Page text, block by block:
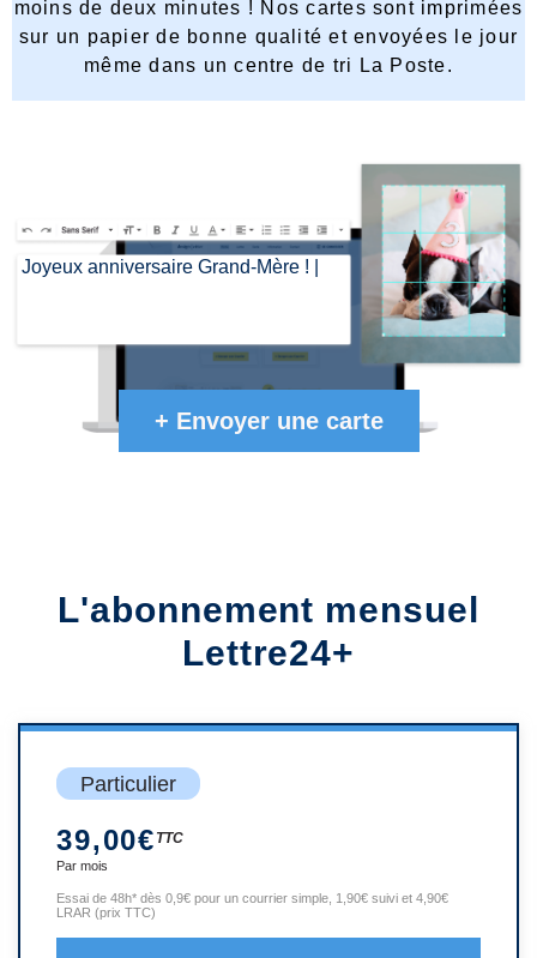
Joyeux anniversaire Grand-Mère !
moins de deux minutes ! Nos cartes sont imprimées
sur un papier de bonne qualité et envoyées le jour
même dans un centre de tri La Poste.
+ Envoyer une carte
L'abonnement mensuel
Lettre24+
Particulier
39,00€ TTC
Par mois
Essai de 48h* dès 0,9€ pour un courrier simple, 1,90€ suivi et 4,90€
LRAR (prix TTC)